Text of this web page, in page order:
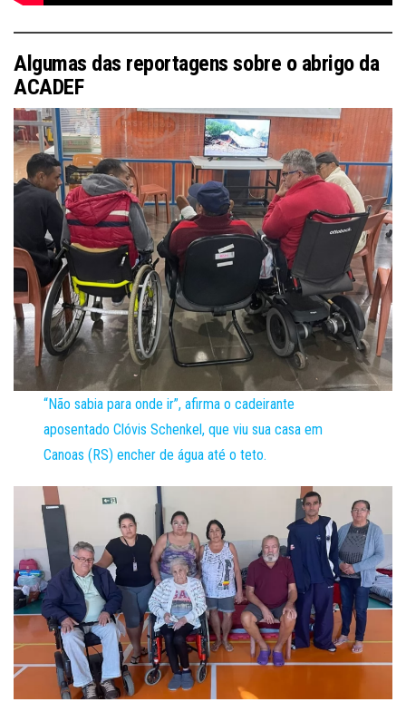
Algumas das reportagens sobre o abrigo da
ACADEF
“Não sabia para onde ir”, afirma o cadeirante
aposentado Clóvis Schenkel, que viu sua casa em
Canoas (RS) encher de água até o teto.